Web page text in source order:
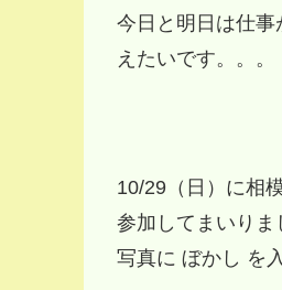
今日と明日は仕事
えたいです。。。
10/29（日）に相
参加してまいり
写真に ぼかし を